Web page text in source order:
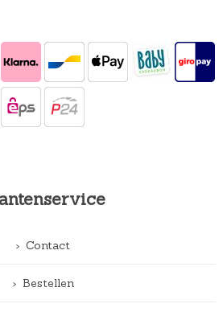
Contact
Bestellen